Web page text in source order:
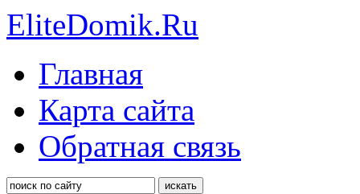
EliteDomik.Ru
Главная
Карта сайта
Обратная связь